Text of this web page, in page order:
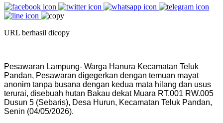
URL berhasil dicopy
Pesawaran Lampung- Warga Hanura Kecamatan Teluk
Pandan, Pesawaran digegerkan dengan temuan mayat
anonim tanpa busana dengan kedua mata hilang dan usus
terurai, disebuah hutan Bakau dekat Muara RT.001 RW.005
Dusun 5 (Sebaris), Desa Hurun, Kecamatan Teluk Pandan,
Senin (04/05/2026).